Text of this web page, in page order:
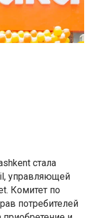
стала
управляющей
Комитет по
потребителей